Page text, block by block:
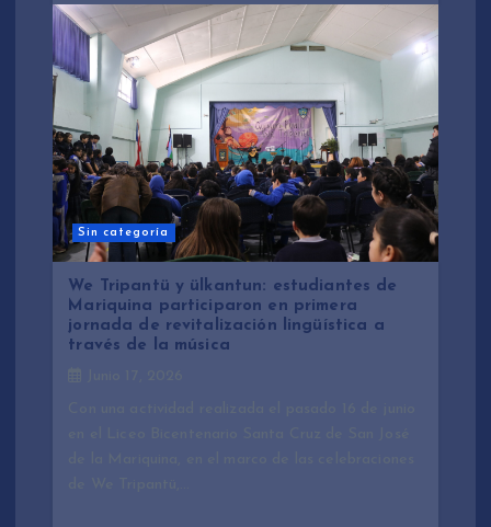
Sin categoría
We Tripantü y ülkantun: estudiantes de
Mariquina participaron en primera
jornada de revitalización lingüística a
través de la música